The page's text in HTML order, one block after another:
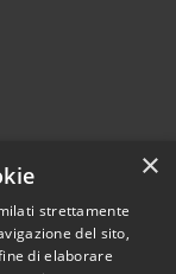
×
strettamente
del sito,
di elaborare